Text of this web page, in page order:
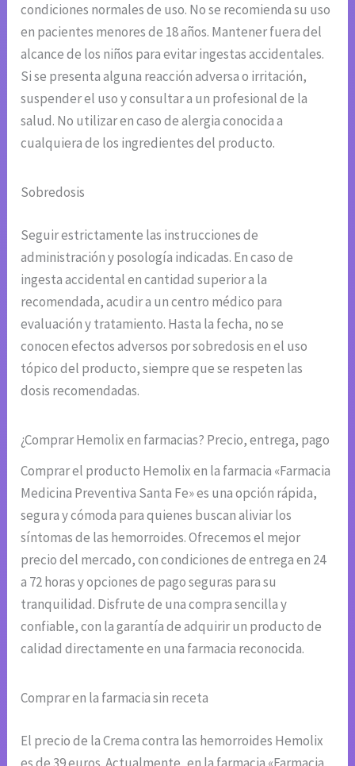
condiciones normales de uso. No se recomienda su uso
en pacientes menores de 18 años. Mantener fuera del
alcance de los niños para evitar ingestas accidentales.
Si se presenta alguna reacción adversa o irritación,
suspender el uso y consultar a un profesional de la
salud. No utilizar en caso de alergia conocida a
cualquiera de los ingredientes del producto.
Sobredosis
Seguir estrictamente las instrucciones de
administración y posología indicadas. En caso de
ingesta accidental en cantidad superior a la
recomendada, acudir a un centro médico para
evaluación y tratamiento. Hasta la fecha, no se
conocen efectos adversos por sobredosis en el uso
tópico del producto, siempre que se respeten las
dosis recomendadas.
¿Comprar Hemolix en farmacias? Precio, entrega, pago
Comprar el producto Hemolix en la farmacia «Farmacia
Medicina Preventiva Santa Fe» es una opción rápida,
segura y cómoda para quienes buscan aliviar los
síntomas de las hemorroides. Ofrecemos el mejor
precio del mercado, con condiciones de entrega en 24
a 72 horas y opciones de pago seguras para su
tranquilidad. Disfrute de una compra sencilla y
confiable, con la garantía de adquirir un producto de
calidad directamente en una farmacia reconocida.
Comprar en la farmacia sin receta
El precio de la Crema contra las hemorroides Hemolix